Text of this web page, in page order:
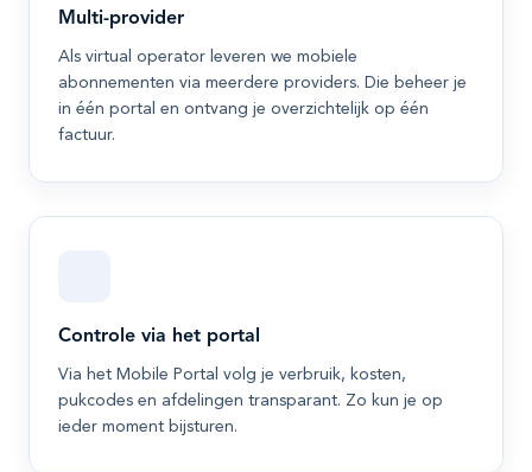
Multi-provider
Als virtual operator leveren we mobiele
abonnementen via meerdere providers. Die beheer je
in één portal en ontvang je overzichtelijk op één
factuur.
Controle via het portal
Via het Mobile Portal volg je verbruik, kosten,
pukcodes en afdelingen transparant. Zo kun je op
ieder moment bijsturen.